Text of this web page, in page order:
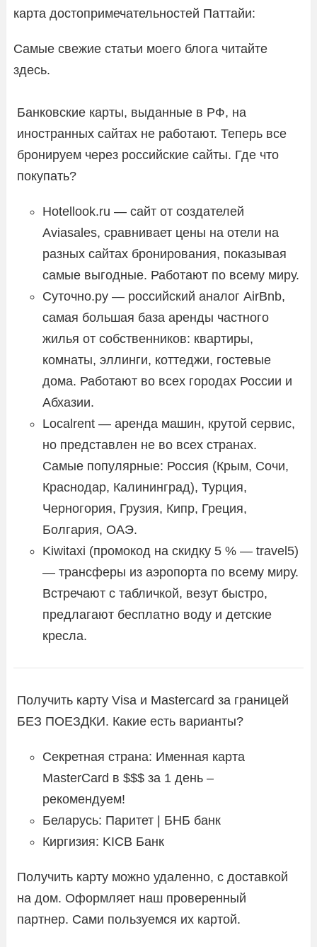
карта достопримечательностей Паттайи:
Самые свежие статьи моего блога читайте
здесь.
Банковские карты, выданные в РФ, на
иностранных сайтах не работают. Теперь все
бронируем через российские сайты. Где что
покупать?
Hotellook.ru — сайт от создателей
Aviasales, сравнивает цены на отели на
разных сайтах бронирования, показывая
самые выгодные. Работают по всему миру.
Суточно.ру — российский аналог AirBnb,
самая большая база аренды частного
жилья от собственников: квартиры,
комнаты, эллинги, коттеджи, гостевые
дома. Работают во всех городах России и
Абхазии.
Localrent — аренда машин, крутой сервис,
но представлен не во всех странах.
Самые популярные: Россия (Крым, Сочи,
Краснодар, Калининград), Турция,
Черногория, Грузия, Кипр, Греция,
Болгария, ОАЭ.
Kiwitaxi (промокод на скидку 5 % — travel5)
— трансферы из аэропорта по всему миру.
Встречают с табличкой, везут быстро,
предлагают бесплатно воду и детские
кресла.
Получить карту Visa и Mastercard за границей
БЕЗ ПОЕЗДКИ. Какие есть варианты?
Секретная страна: Именная карта
MasterCard в $$$ за 1 день –
рекомендуем!
Беларусь: Паритет | БНБ банк
Киргизия: KICB Банк
Получить карту можно удаленно, с доставкой
на дом. Оформляет наш проверенный
партнер. Сами пользуемся их картой.